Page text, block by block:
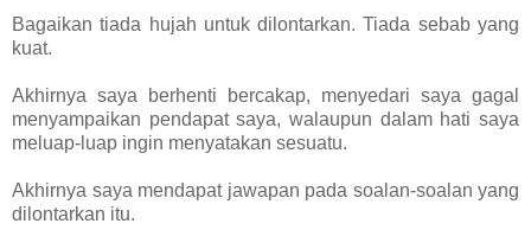
Bagaikan tiada hujah untuk dilontarkan. Tiada sebab yang
kuat.
Akhirnya saya berhenti bercakap, menyedari saya gagal
menyampaikan pendapat saya, walaupun dalam hati saya
meluap-luap ingin menyatakan sesuatu.
Akhirnya saya mendapat jawapan pada soalan-soalan yang
dilontarkan itu.